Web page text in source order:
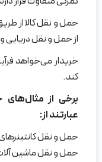
حمل و نقل کالا از
از حمل و نقل دریایی
خریدار می‌خواهد
کند.
برخی از مثال‌های
عبارتند از:
حمل و نقل کانتینرهای
حمل و نقل ماشین